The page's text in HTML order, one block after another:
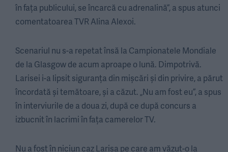
în fața publicului, se încarcă cu adrenalină”, a spus atunci
comentatoarea TVR Alina Alexoi.
Scenariul nu s-a repetat însă la Campionatele Mondiale
de la Glasgow de acum aproape o lună. Dimpotrivă.
Larisei i-a lipsit siguranța din mișcări și din privire, a părut
încordată și temătoare, și a căzut. „Nu am fost eu”, a spus
în interviurile de a doua zi, după ce după concurs a
izbucnit în lacrimi în fața camerelor TV.
Nu a fost în niciun caz Larisa pe care am văzut-o la